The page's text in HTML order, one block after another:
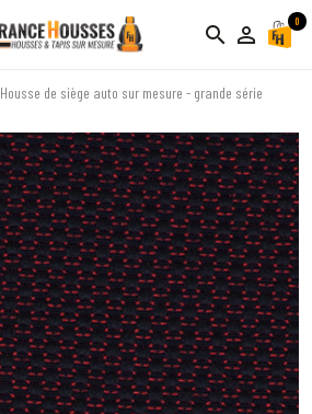
search person_outline
0
Housse de siège auto sur mesure - grande série